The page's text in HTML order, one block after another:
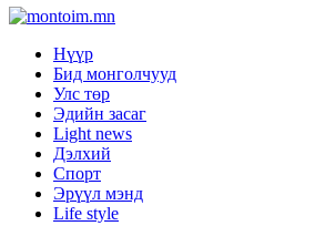
Нүүр
Бид монголчууд
Улс төр
Эдийн засаг
Light news
Дэлхий
Спорт
Эрүүл мэнд
Life style